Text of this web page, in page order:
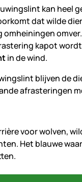
kan heel
dat wilde
kapot
in de wind.
blijven de
afrasteringen
voor wolven,
Het blauwe